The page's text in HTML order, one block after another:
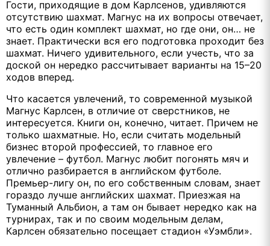
Гости, приходящие в дом Карлсенов, удивляются
отсутствию шахмат. Магнус на их вопросы отвечает,
что есть один комплект шахмат, но где они, он… не
знает. Практически вся его подготовка проходит без
шахмат. Ничего удивительного, если учесть, что за
доской он нередко рассчитывает варианты на 15–20
ходов вперед.
Что касается увлечений, то современной музыкой
Магнус Карлсен, в отличие от сверстников, не
интересуется. Книги он, конечно, читает. Причем не
только шахматные. Но, если считать модельный
бизнес второй профессией, то главное его
увлечение – футбол. Магнус любит погонять мяч и
отлично разбирается в английском футболе.
Премьер-лигу он, по его собственным словам, знает
гораздо лучше английских шахмат. Приезжая на
Туманный Альбион, а там он бывает нередко как на
турнирах, так и по своим модельным делам,
Карлсен обязательно посещает стадион «Уэмбли».